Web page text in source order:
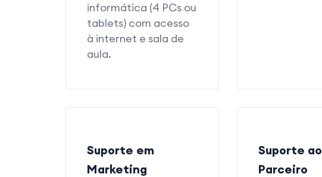
informática (4 PCs ou
tablets) com acesso
à internet e sala de
aula.
Suporte em
Marketing
Suporte ao
Parceiro